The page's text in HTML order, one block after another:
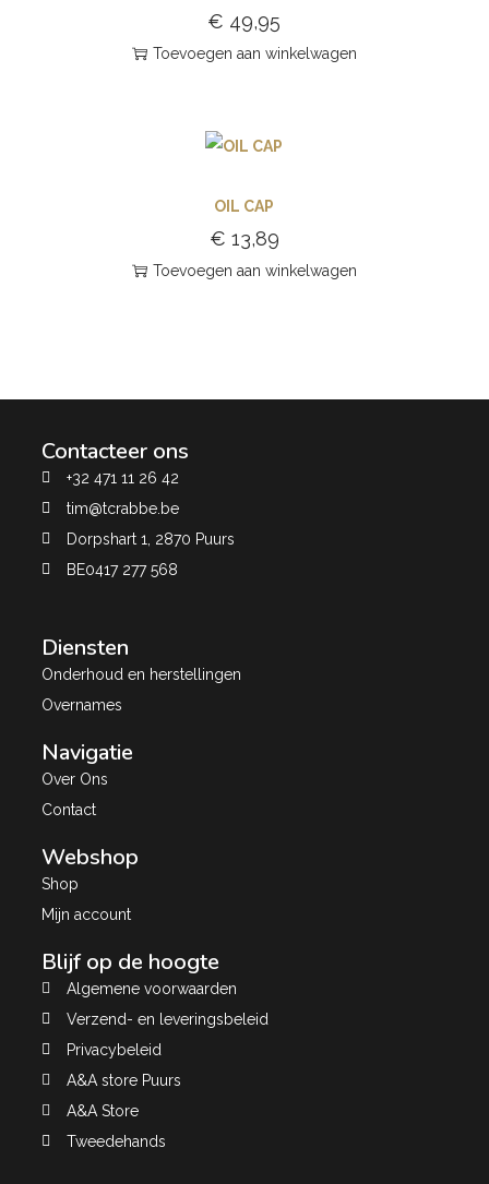
€ 49,95
Toevoegen aan winkelwagen
OIL CAP
€ 13,89
Toevoegen aan winkelwagen
Contacteer ons
+32 471 11 26 42
tim@tcrabbe.be
Dorpshart 1, 2870 Puurs
BE0417 277 568
Diensten
Onderhoud en herstellingen
Overnames
Navigatie
Over Ons
Contact
Webshop
Shop
Mijn account
Blijf op de hoogte
Algemene voorwaarden
Verzend- en leveringsbeleid
Privacybeleid
A&A store Puurs
A&A Store
Tweedehands